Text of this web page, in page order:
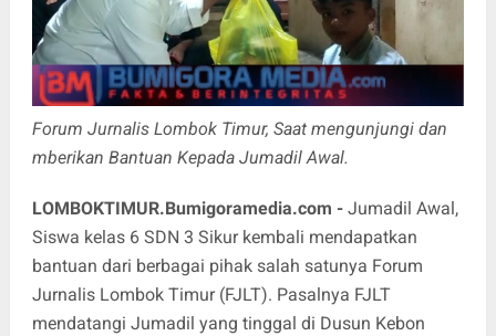
Forum Jurnalis Lombok Timur, Saat mengunjungi dan
mberikan Bantuan Kepada Jumadil Awal.
LOMBOKTIMUR.Bumigoramedia.com -Jumadil Awal,
Siswa kelas 6 SDN 3 Sikur kembali mendapatkan
bantuan dari berbagai pihak salah satunya Forum
Jurnalis Lombok Timur (FJLT). Pasalnya FJLT
mendatangi Jumadil yang tinggal di Dusun Kebon